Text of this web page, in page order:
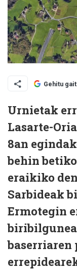
Gehitu
Urnietak
Lasarte-
8an
behin
eraikiko
Sarbideak
Ermotegin
baserriaren